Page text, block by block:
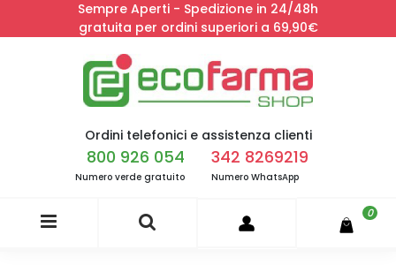
Sempre Aperti - Spedizione in 24/48h
gratuita per ordini superiori a 69,90€
Ordini telefonici e assistenza clienti
800 926 054
Numero verde gratuito
342 8269219
Numero WhatsApp
0